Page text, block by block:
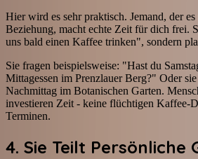
Hier wird es sehr praktisch. Jemand, der
Beziehung, macht echte Zeit für dich frei.
uns bald einen Kaffee trinken", sondern
Sie fragen beispielsweise: "Hast du
Mittagessen im Prenzlauer Berg?" Oder
Nachmittag im Botanischen Garten.
investieren Zeit - keine flüchtigen Kaffee-
Terminen.
4. Sie Teilt Persönliche